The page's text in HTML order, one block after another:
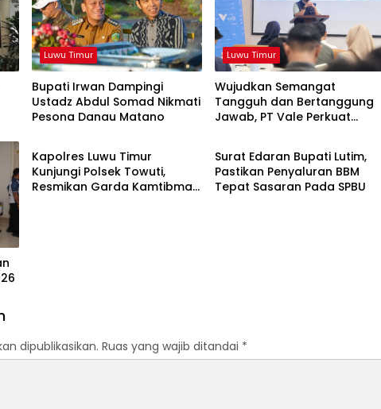
Luwu Timur
Bupati Irwan Dampingi
Ustadz Abdul Somad Nikmati
Pesona Danau Matano
Luwu Timur
Wujudkan Semangat
Tangguh dan Bertanggung
Jawab, PT Vale Perkuat
Luwu Timur
Kapolres Luwu Timur
Kunjungi Polsek Towuti,
Resmikan Garda Kamtibmas
Luwu Timur
Surat Edaran Bupati Lutim,
Pastikan Penyaluran BBM
Tepat Sasaran Pada SPBU
dipublikasikan. Ruas yang wajib ditandai *